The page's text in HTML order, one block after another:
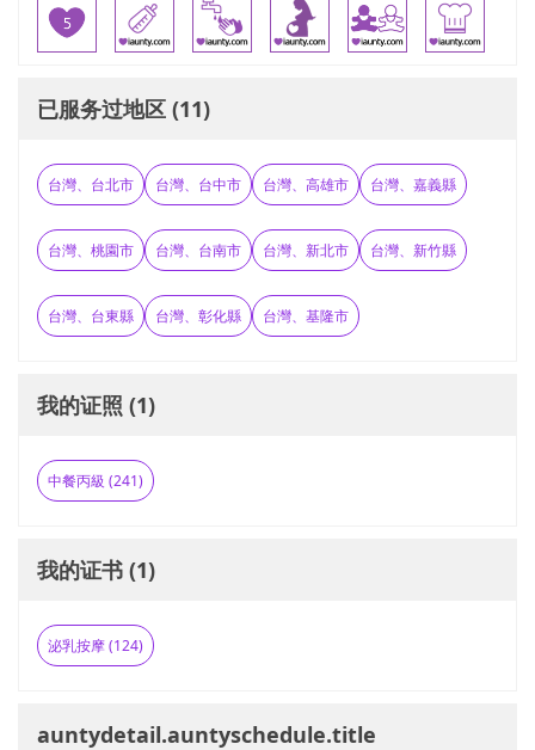
已服务过地区 (11)
台灣、台北市 台灣、台中市 台灣、高雄市 台灣、嘉義縣
台灣、桃園市 台灣、台南市 台灣、新北市 台灣、新竹縣
台灣、台東縣 台灣、彰化縣 台灣、基隆市
我的证照 (1)
中餐丙級 (241)
我的证书 (1)
泌乳按摩 (124)
auntydetail.auntyschedule.title